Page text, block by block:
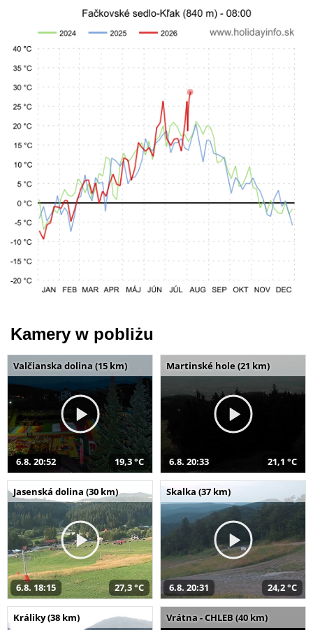
Kamery w pobliżu
Valčianska dolina (15 km)
6.8. 20:52 19,3 °C
Martinské hole (21 km)
6.8. 20:33 21,1 °C
Jasenská dolina (30 km)
6.8. 18:15 27,3 °C
Skalka (37 km)
6.8. 20:31 24,2 °C
Králiky (38 km) Vrátna - CHLEB (40 km)